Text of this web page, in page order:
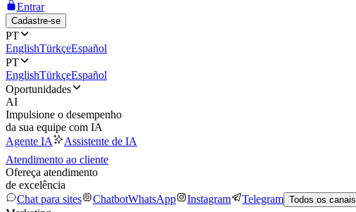
Entrar
Cadastre-se
PT
EnglishTürkçeEspañol
PT
EnglishTürkçeEspañol
Oportunidades
AI
Impulsione o desempenho
da sua equipe com IA
Agente IA
Assistente de IA
Atendimento ao cliente
Ofereça atendimento
de excelência
Chat para sites
ChatbotWhatsApp Instagram Telegram Todos os canais